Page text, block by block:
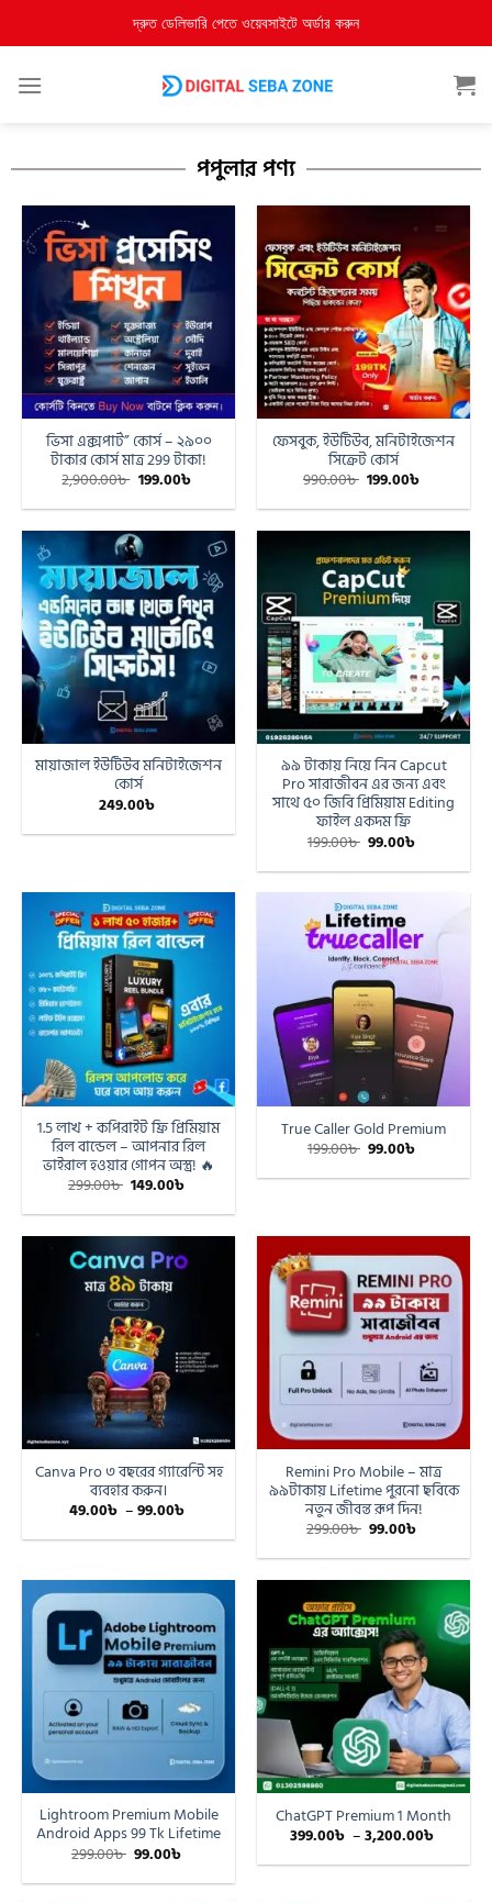
দ্রুত ডেলিভারি পেতে ওয়েবসাইটে অর্ডার করুন
পপুলার পণ্য
ভিসা এক্সপার্ট” কোর্স – ২৯০০
টাকার কোর্স মাত্র 299 টাকা!
2,900.00৳ 199.00৳
ফেসবুক, ইউটিউব, মনিটাইজেশন
সিক্রেট কোর্স
990.00৳ 199.00৳
মায়াজাল ইউটিউব মনিটাইজেশন
কোর্স
249.00৳
৯৯ টাকায় নিয়ে নিন Capcut
Pro সারাজীবন এর জন্য এবং
সাথে ৫০ জিবি প্রিমিয়াম Editing
ফাইল একদম ফ্রি
199.00৳ 99.00৳
1.5 লাখ + কপিরাইট ফ্রি প্রিমিয়াম
রিল বান্ডেল – আপনার রিল
ভাইরাল হওয়ার গোপন অস্ত্র! 🔥
299.00৳ 149.00৳
True Caller Gold Premium
199.00৳ 99.00৳
Canva Pro ৩ বছরের গ্যারেন্টি সহ
ব্যবহার করুন।
49.00৳ –99.00৳
Remini Pro Mobile – মাত্র
৯৯টাকায় Lifetime পুরনো ছবিকে
নতুন জীবন্ত রূপ দিন!
299.00৳ 99.00৳
Lightroom Premium Mobile
Android Apps 99 Tk Lifetime
299.00৳ 99.00৳
ChatGPT Premium 1 Month
399.00৳ –3,200.00৳